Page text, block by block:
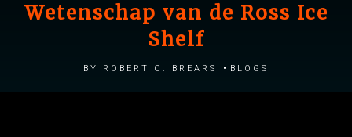
Wetenschap van de Ross Ice
Shelf
by Robert C. Brears Blogs